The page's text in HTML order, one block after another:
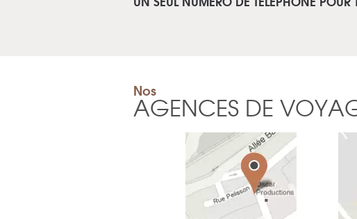
Nos
AGENCES DE